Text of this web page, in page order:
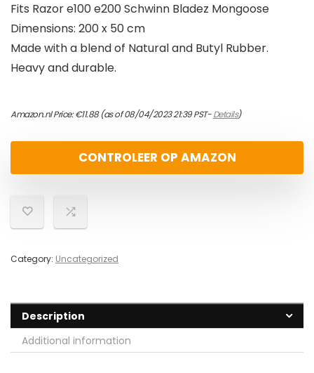
Fits Razor e100 e200 Schwinn Bladez Mongoose
Dimensions: 200 x 50 cm
Made with a blend of Natural and Butyl Rubber.
Heavy and durable.
Amazon.nl Price:€11.88(as of 08/04/2023 21:39 PST-Details)
CONTROLEER OP AMAZON
Category: Uncategorized
Description
Additional information